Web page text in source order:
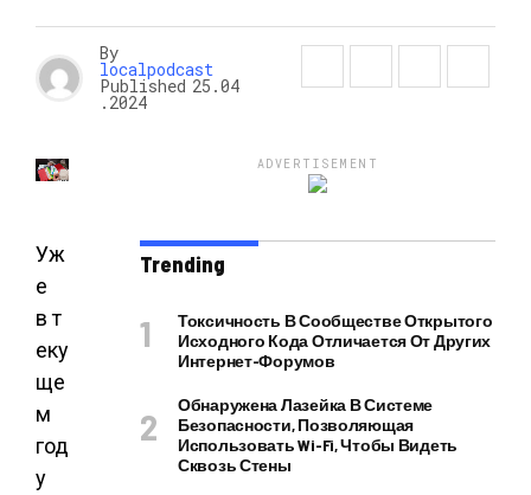
By
localpodcast
Published 25.04
.2024
Уж
е
в т
еку
ще
м
год
у
ADVERTISEMENT
Trending
Токсичность В Сообществе Открытого
Исходного Кода Отличается От Других
Интернет-Форумов
Обнаружена Лазейка В Системе
Безопасности, Позволяющая
Использовать Wi-Fi, Чтобы Видеть
Сквозь Стены